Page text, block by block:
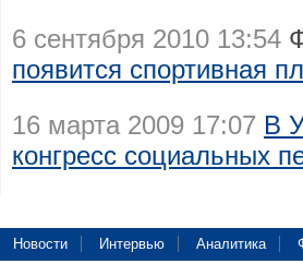
6 сентября 2010 13:54
появится спортивная
16 марта 2009 17:07 В
конгресс социальных
Новости Интервью Аналитика